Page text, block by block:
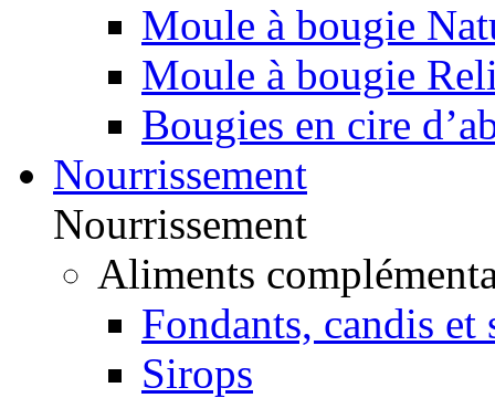
Moule à bougie
Moule à bougie
Bougies en cire
Nourrissement
Nourrissement
Aliments
Fondants, candis et
Sirops